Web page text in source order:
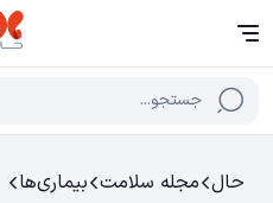
جستجو...
حال مجله سلامت بیماری‌ها